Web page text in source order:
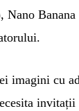
Nano
imagini cu
invitații